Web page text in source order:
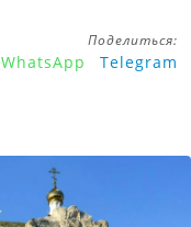
Поделиться:
WhatsApp Telegram